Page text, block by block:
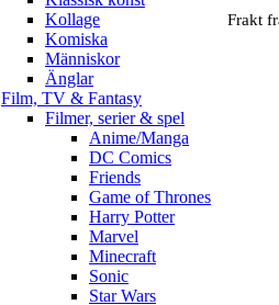
Frakt
Kollage
Komiska
Människor
Änglar
Film, TV & Fantasy
Filmer, serier & spel
Anime/Manga
DC Comics
Friends
Game of Thrones
Harry Potter
Marvel
Minecraft
Sonic
Star Wars